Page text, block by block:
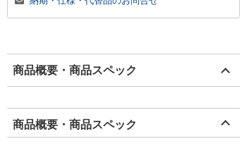
商品概要・商品スペック
商品概要・商品スペック